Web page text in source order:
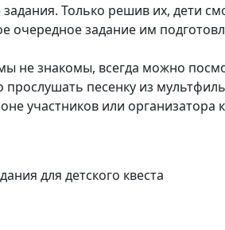
Только решив их, дети
очередное задание им
не знакомы, всегда можно
песенку из
участников или организатора